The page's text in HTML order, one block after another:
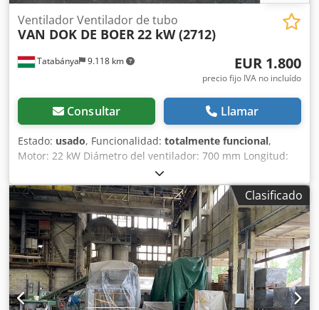
Tatabánya 9.118 km
Ventilador Ventilador de tubo
VAN DOK DE BOER22 kW (2712)
EUR 1.800
precio fijo IVA no incluído
Consultar Llamar
Estado: usado, Funcionalidad: totalmente funcional,
Motor: 22 kW Diámetro del ventilador: 700 mm Longitud:
2500 mm Chjdpfori R Dujx Ag Tsa
Clasificado